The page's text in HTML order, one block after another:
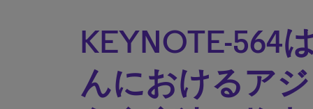
KEYNOTE-564
んにおけるア